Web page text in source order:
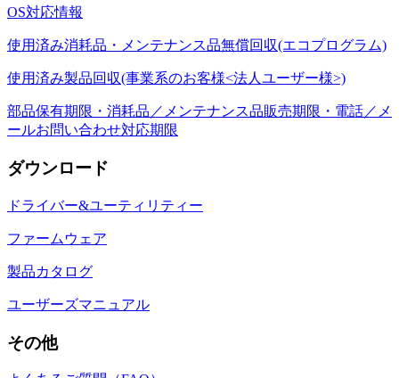
OS対応情報
使用済み消耗品・メンテナンス品無償回収(エコプログラム)
使用済み製品回収(事業系のお客様<法人ユーザー様>)
部品保有期限・消耗品／メンテナンス品販売期限・電話／メ
ールお問い合わせ対応期限
ダウンロード
ドライバー&ユーティリティー
ファームウェア
製品カタログ
ユーザーズマニュアル
その他